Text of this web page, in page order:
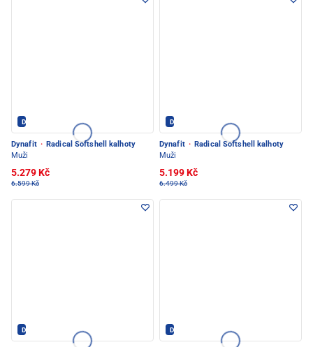
Dynafit - PEC POD SNĚŽKOU
Dynafit · Radical Softshell kalhoty
Muži
5.279 Kč
6.599 Kč
Dynafit - PEC POD SNĚŽKOU
Dynafit · Radical Softshell kalhoty
Muži
5.199 Kč
6.499 Kč
Dynafit - PEC POD SNĚŽKOU Dynafit - PEC POD SNĚŽKOU